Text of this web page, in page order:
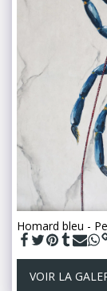
Homard bleu -
VOIR LA